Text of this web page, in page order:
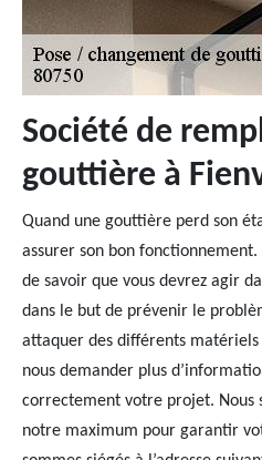
Société de
gouttière à
Quand une gouttière perd son
assurer son bon
de savoir que vous devrez agir
dans le but de prévenir le
attaquer des différents matériels
nous demander plus
correctement votre projet. Nous
notre maximum pour garantir